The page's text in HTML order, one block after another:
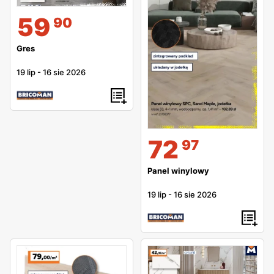
mogą być farby, na drugiej zaś bramy. Ostatnia strona
zawiera spis wszystkich sklepów – wraz z ich dokładnym
adresem, telefonem oraz e-mailem. Co ciekawe, marka
podaje również numery autobusów, którymi możemy
dostać się do wybranego punktu – z pewnością jest to
duże ułatwienie dla klientów planujących stacjonarne
zakupy.
59 90
Gres
19 lip -16 sie 2026
72 97
Panel winylowy
19 lip -16 sie 2026